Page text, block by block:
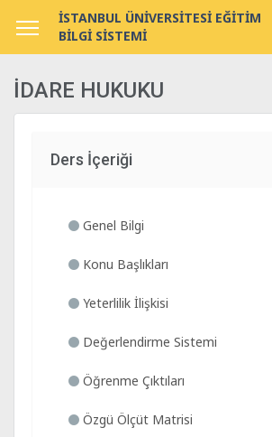
İSTANBUL ÜNİVERSİTESİ EĞİTİM
BİLGİ SİSTEMİ
İDARE HUKUKU
Ders İçeriği
Genel Bilgi
Konu Başlıkları
Yeterlilik İlişkisi
Değerlendirme Sistemi
Öğrenme Çıktıları
Özgü Ölçüt Matrisi